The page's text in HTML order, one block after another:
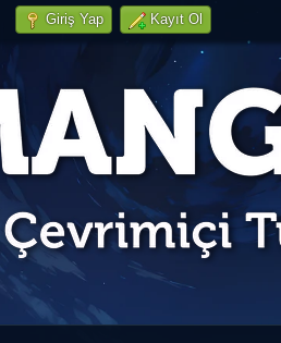
Giriş Yap Kayıt Ol